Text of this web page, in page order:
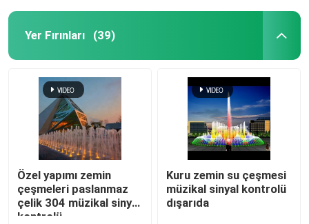
Yer Fırınları (39)
Özel yapımı zemin
çeşmeleri paslanmaz
çelik 304 müzikal sinyal
kontrolü
Kuru zemin su çeşmesi
müzikal sinyal kontrolü
dışarıda